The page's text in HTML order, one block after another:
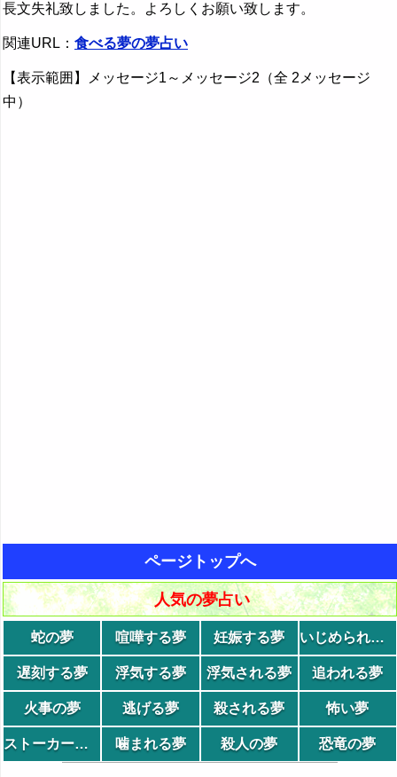
長文失礼致しました。よろしくお願い致します。
関連URL： 食べる夢の夢占い
【表示範囲】メッセージ1～メッセージ2（全 2メッセージ
中）
ページトップへ
人気の夢占い
蛇の夢 喧嘩する夢 妊娠する夢 いじめられる夢
遅刻する夢 浮気する夢 浮気される夢 追われる夢
火事の夢 逃げる夢 殺される夢 怖い夢
ストーカーの夢 噛まれる夢 殺人の夢 恐竜の夢